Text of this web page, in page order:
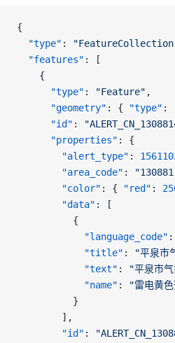
{
  "type"
:
  "features"
: [
    {
      "type"
: "Feature" ,
      "geometry"
: { "type" :
      "id"
:
      "properties"
: {
        "alert_type"
:
        "area_code"
:
        "color"
: { "red" :
        "data"
: [
          {
            "language_code"
:
            "title"
:
"平泉市
            "text"
:
"平泉市
            "name"
:
"雷电黄
          }
        ],
        "id"
: